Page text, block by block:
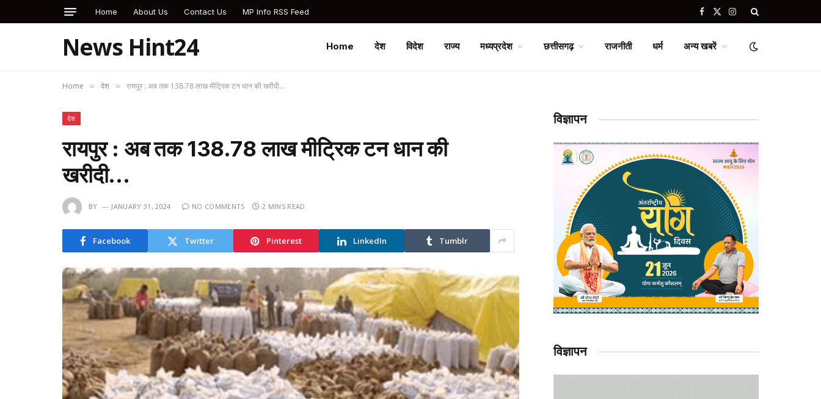
Home About Us Contact Us MP Info RSS Feed Facebook
X
Instagram
News Hint24 Home देश विदेश राज्य मध्यप्रदेश छत्तीसगढ़ राजनीती धर्म अन्य खबरें
Home » देश » रायपुर : अब तक 138.78 लाख मीट्रिक टन धान की खरीदी…
देश
रायपुर : अब तक 138.78 लाख मीट्रिक टन धान की
खरीदी…
BY JANUARY 31, 2024 NO COMMENTS 2 MINS READ
Facebook Twitter Pinterest LinkedIn Tumblr
विज्ञापन
विज्ञापन